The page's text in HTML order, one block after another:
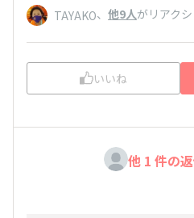
TAYAKO、 他9人がリアク
いいね
他 1 件の